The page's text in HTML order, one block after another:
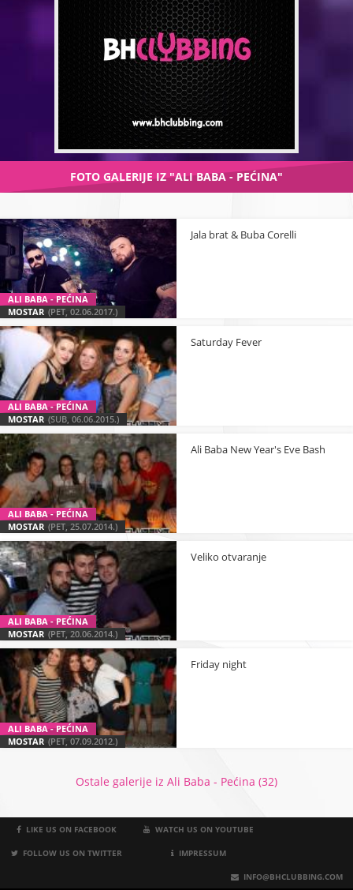
FOTO GALERIJE IZ "ALI BABA - PEĆINA"
ALI BABA - PEĆINA
MOSTAR (PET, 02.06.2017.)
Jala brat & Buba Corelli
ALI BABA - PEĆINA
MOSTAR (SUB, 06.06.2015.)
Saturday Fever
ALI BABA - PEĆINA
MOSTAR (PET, 25.07.2014.)
Ali Baba New Year's Eve Bash
ALI BABA - PEĆINA
MOSTAR (PET, 20.06.2014.)
Veliko otvaranje
ALI BABA - PEĆINA
MOSTAR (PET, 07.09.2012.)
Friday night
Ostale galerije iz Ali Baba - Pećina (32)
LIKE US ON FACEBOOK WATCH US ON YOUTUBE
FOLLOW US ON TWITTER IMPRESSUM
INFO@BHCLUBBING.COM